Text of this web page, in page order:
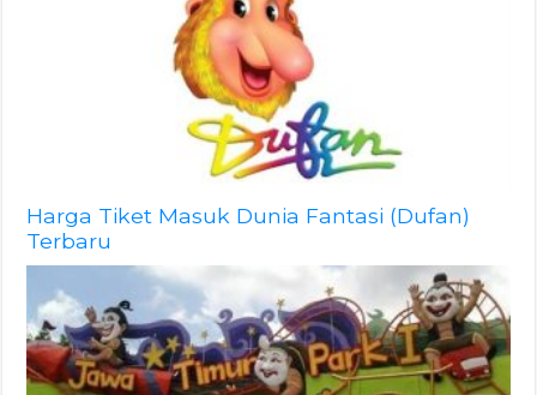
Harga Tiket Masuk Dunia Fantasi (Dufan)
Terbaru